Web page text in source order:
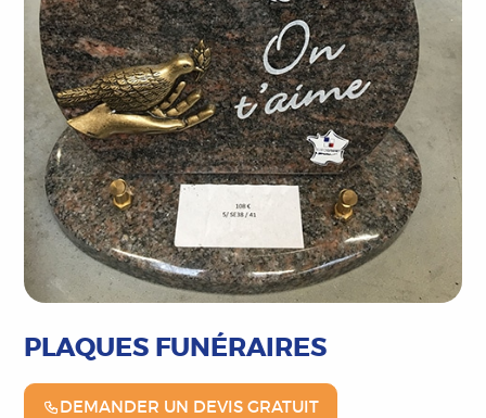
PLAQUES FUNÉRAIRES
DEMANDER UN DEVIS GRATUIT